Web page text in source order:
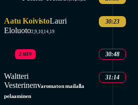
Aatu KoivistoLauri
Eloluoto2,9,10,14,19
30:23
30:48
2 MIN
Waltteri
VesterinenVaromaton mailalla
pelaaminen
31:14